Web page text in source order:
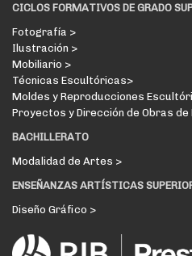
CICLOS FORMATIVOS DE GRADO
Fotografía >
Ilustración >
Mobiliario >
Técnicas Escultóricas>
Moldes y Reproducciones
Proyectos y Dirección de Obras de
BACHILLERATO
Modalidad de Artes >
ENSEÑANZAS ARTÍSTICAS
Diseño Gráfico >